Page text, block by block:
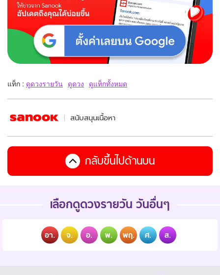
แท็ก : ดูดวงรายวัน ดูดวง ดูแท็กทั้งหมด
สนับสนุนเนื้อหา
กลับขึ้นไปด้านบน
เลือกดูดวงรายวัน วันอื่นๆ
อา. จ. อ. พ. พฤ. ศ. ส.